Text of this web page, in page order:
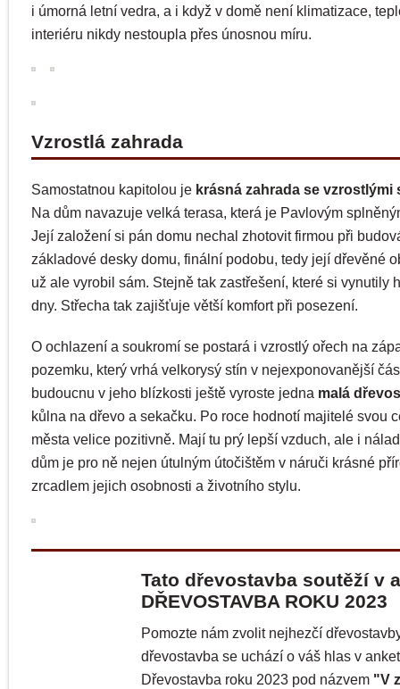
i úmorná letní vedra, a i když v domě není klimatizace,
interiéru nikdy nestoupla přes únosnou míru.
Vzrostlá zahrada
Samostatnou kapitolou je krásná zahrada se vzrostlými
Na dům navazuje velká terasa, která je Pavlovým
Její založení si pán domu nechal zhotovit firmou při
základové desky domu, finální podobu, tedy její dřevěné
už ale vyrobil sám. Stejně tak zastřešení, které si vynutily
dny. Střecha tak zajišťuje větší komfort při posezení.
O ochlazení a soukromí se postará i vzrostlý ořech na
pozemku, který vrhá velkorysý stín v nejexponovanější
budoucnu v jeho blízkosti ještě vyroste jedna malá
kůlna na dřevo a sekačku. Po roce hodnotí majitelé svou
města velice pozitivně. Mají tu prý lepší vzduch, ale i
dům je pro ně nejen útulným útočištěm v náruči krásné
zrcadlem jejich osobnosti a životního stylu.
Tato dřevostavba soutěží v
DŘEVOSTAVBA ROKU 2023
Pomozte nám zvolit nejhezčí
dřevostavba se uchází o váš hlas v
Dřevostavba roku 2023 pod názvem "V